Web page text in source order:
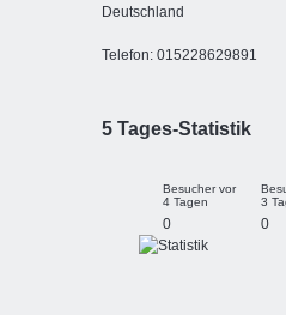
Deutschland
Telefon: 015228629891
5 Tages-Statistik
Besucher vor
4 Tagen
3
0 0